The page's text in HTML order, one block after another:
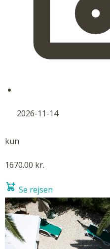
2026-11-14
kun
1670.00 kr.
Se rejsen